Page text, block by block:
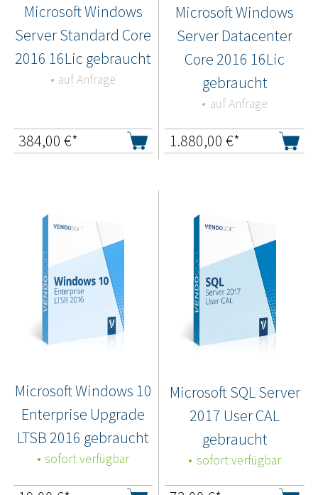
Microsoft Windows
Server Standard Core
2016 16Lic gebraucht
auf Anfrage
384,00 €*
Microsoft Windows
Server Datacenter
Core 2016 16Lic
gebraucht
auf Anfrage
1.880,00 €*
Microsoft Windows 10
Enterprise Upgrade
LTSB 2016 gebraucht
sofort verfügbar
Microsoft SQL Server
2017 User CAL
gebraucht
sofort verfügbar